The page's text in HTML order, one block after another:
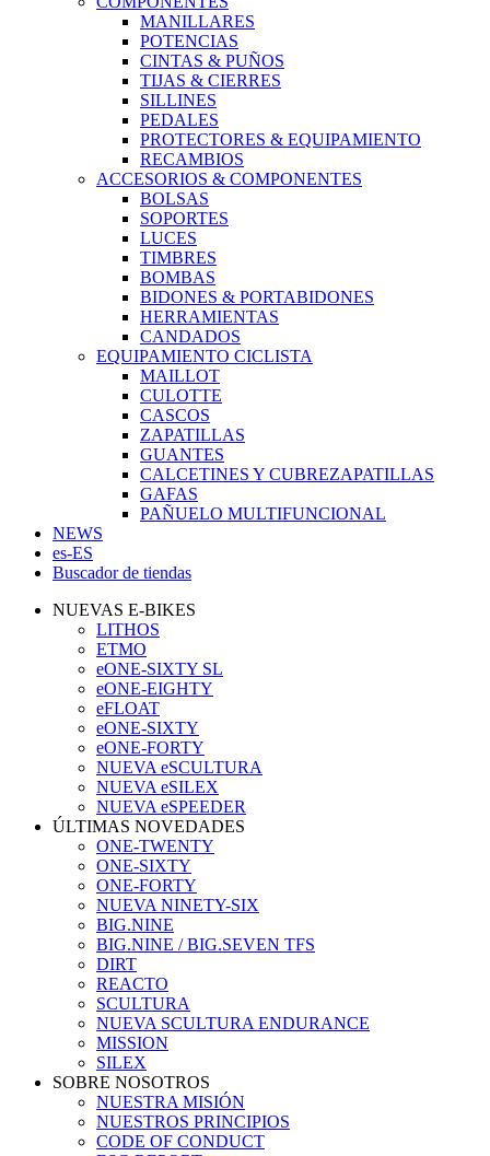
MANILLARES
POTENCIAS
CINTAS & PUÑOS
TIJAS & CIERRES
SILLINES
PEDALES
PROTECTORES & EQUIPAMIENTO
RECAMBIOS
ACCESORIOS & COMPONENTES
BOLSAS
SOPORTES
LUCES
TIMBRES
BOMBAS
BIDONES & PORTABIDONES
HERRAMIENTAS
CANDADOS
EQUIPAMIENTO CICLISTA
MAILLOT
CULOTTE
CASCOS
ZAPATILLAS
GUANTES
CALCETINES Y CUBREZAPATILLAS
GAFAS
PAÑUELO MULTIFUNCIONAL
NEWS
es-ES
Buscador de tiendas
NUEVAS E-BIKES
LITHOS
ETMO
eONE-SIXTY SL
eONE-EIGHTY
eFLOAT
eONE-SIXTY
eONE-FORTY
NUEVA eSCULTURA
NUEVA eSILEX
NUEVA eSPEEDER
ÚLTIMAS NOVEDADES
ONE-TWENTY
ONE-SIXTY
ONE-FORTY
NUEVA NINETY-SIX
BIG.NINE
BIG.NINE / BIG.SEVEN TFS
DIRT
REACTO
SCULTURA
NUEVA SCULTURA ENDURANCE
MISSION
SILEX
SOBRE NOSOTROS
NUESTRA MISIÓN
NUESTROS PRINCIPIOS
CODE OF CONDUCT